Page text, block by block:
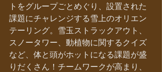
トをグループごとめぐり、設置された
課題にチャレンジする雪上のオリエン
テーリング。雪玉ストラックアウト、
スノータワー、動植物に関するクイズ
など、体と頭がホットになる課題が盛
りだくさん！チームワークが高まり、